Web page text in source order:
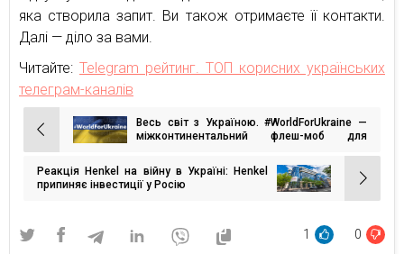
яка створила запит. Ви також отримаєте її контакти.
Далі — діло за вами.
Читайте: Telegram рейтинг. ТОП корисних українських
телеграм-каналів
Навігація
записів
Весь світ з Україною. #WorldForUkraine —
міжконтинентальний флеш-моб для
Реакція Henkel на війну в Україні: Henkel
припиняє інвестиції у Росію
1 0